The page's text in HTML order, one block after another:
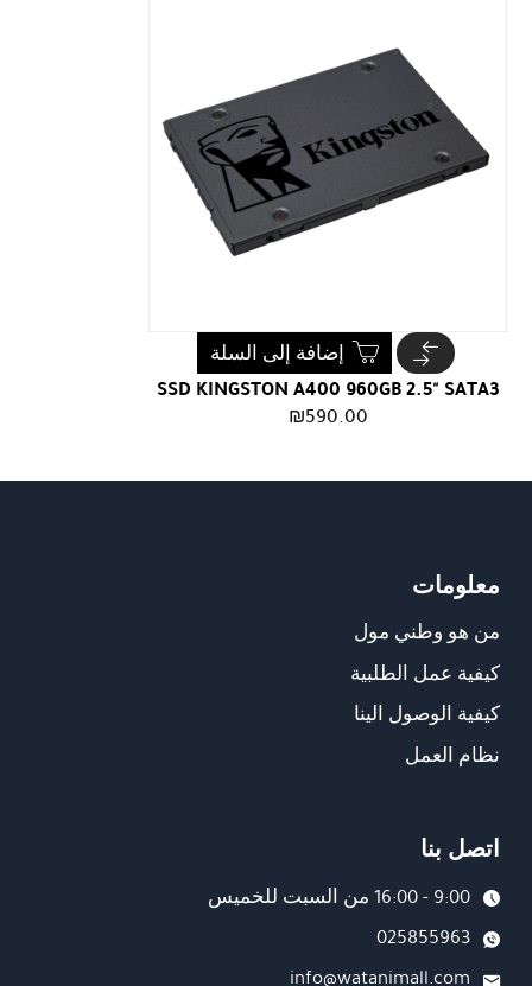
SSD KINGSTON A400 960GB 2.5" SATA3
₪590.00
إضافة إلى السلة
معلومات
من هو وطني مول
كيفية عمل الطلبية
كيفية الوصول الينا
نظام العمل
اتصل بنا
9:00 - 16:00 من السبت للخميس
025855963
info@watanimall.com